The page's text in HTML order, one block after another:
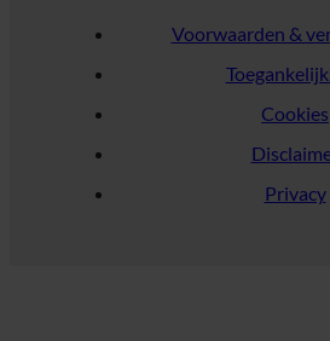
Voorwaarden &
Cookies
Privacy